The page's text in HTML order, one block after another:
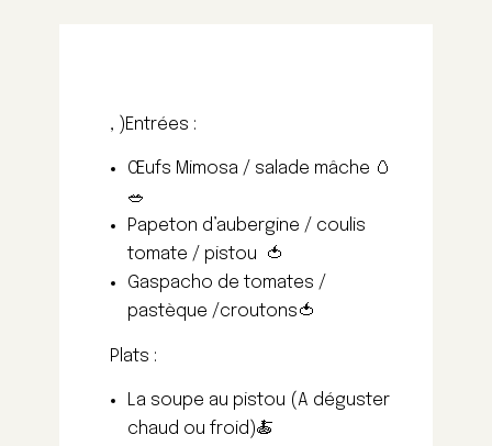
, )Entrées :
Œufs Mimosa / salade mâche 🥚
🥗
Papeton d’aubergine / coulis
tomate / pistou 🍅
Gaspacho de tomates /
pastèque /croutons🍅
Plats :
La soupe au pistou (A déguster
chaud ou froid)🍝